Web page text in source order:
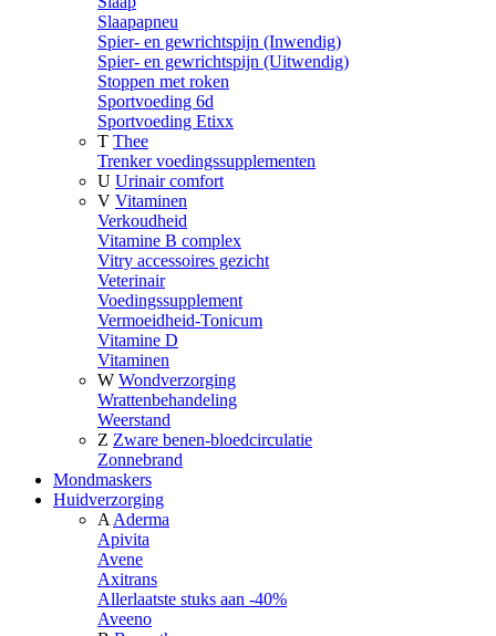
Slaapapneu
Spier- en gewrichtspijn (Inwendig)
Spier- en gewrichtspijn (Uitwendig)
Stoppen met roken
Sportvoeding 6d
Sportvoeding Etixx
T Thee
Trenker voedingssupplementen
U Urinair comfort
V Vitaminen
Verkoudheid
Vitamine B complex
Vitry accessoires gezicht
Veterinair
Voedingssupplement
Vermoeidheid-Tonicum
Vitamine D
Vitaminen
W Wondverzorging
Wrattenbehandeling
Weerstand
Z Zware benen-bloedcirculatie
Zonnebrand
Mondmaskers
Huidverzorging
A Aderma
Apivita
Avene
Axitrans
Allerlaatste stuks aan -40%
Aveeno